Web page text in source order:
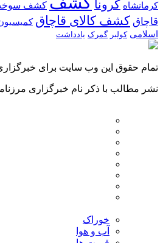
کرمانشاه کرونا کشف
قاچاق کشف کالای قاچاق
اسلامی کولبر گمرک یادداشت
تمام حقوق این وب سایت برای
نشر مطالب با ذکر نام خبرگزاری
خوراک
آب و هوا